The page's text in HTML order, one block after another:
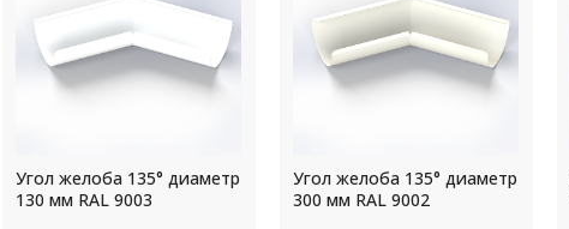
Угол желоба 135° диаметр
300 мм RAL 9002
Угол желоба 135° диаметр
160 мм RAL 9010